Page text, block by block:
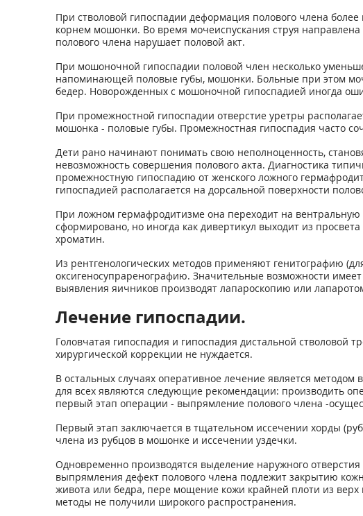
При стволовой гипоспадии деформация полового члена
корнем мошонки. Во время мочеиспускания струя
полового члена нарушает половой акт.
При мошоночной гипоспадии половой член несколько
напоминающей половые губы, мошонки. Больные при этом
бедер. Новорожденных с мошоночной гипоспадией иногда
При промежностной гипоспадии отверстие уретры
мошонка - половые губы. Промежностная гипоспадия часто
Дети рано начинают понимать свою неполноценность,
невозможность совершения полового акта. Диагностика
промежностную гипоспадию от женского ложного
гипоспадией располагается на дорсальной поверхности
При ложном гермафродитизме она переходит на
сформировано, но иногда как дивертикул выходит из
хроматин.
Из рентгенологических методов применяют генитографию
оксигеносупраренографию. Значительные возможности
выявления яичников производят лапароскопию или
Лечение гипоспадии.
Головчатая гипоспадия и гипоспадия дистальной стволовой
хирургической коррекции не нуждается.
В остальных случаях оперативное лечение является
для всех являются следующие рекомендации: производить
первый этап операции - выпрямление полового члена -
Первый этап заключается в тщательном иссечении хорды
члена из рубцов в мошонке и иссечении уздечки.
Одновременно производятся выделение наружного
выпрямления дефект полового члена подлежит закрытию
живота или бедра, пере мощение кожи крайней плоти из
методы не получили широкого распространения.